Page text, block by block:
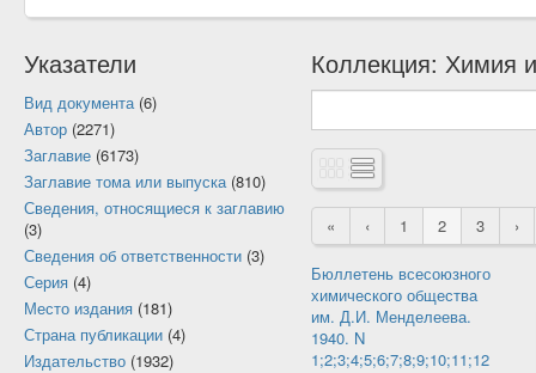
Указатели
Вид документа(6)
Автор (2271)
Заглавие (6173)
Заглавие тома или выпуска(810)
Сведения, относящиеся к заглавию
(3)
Сведения об ответственности (3)
Серия (4)
Место издания (181)
Страна публикации (4)
Издательство (1932)
Коллекция: Химия
« ‹ 1 2 3 ›
Бюллетень всесоюзного
химического общества
им. Д.И. Менделеева.
1940. N
1;2;3;4;5;6;7;8;9;10;11;12